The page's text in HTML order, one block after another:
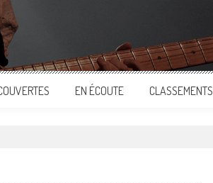
EN ÉCOUTE CLASSEMENTS